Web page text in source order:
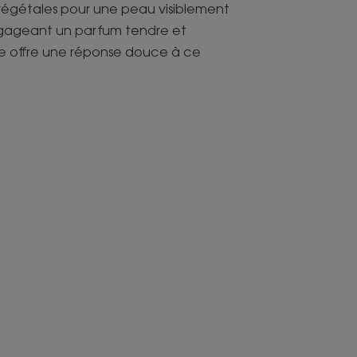
pour une peau visiblement
un parfum tendre et
offre une réponse douce à ce